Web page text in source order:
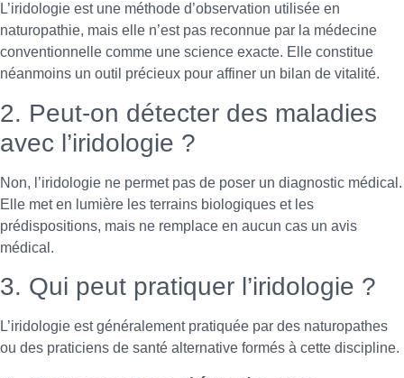
L’iridologie est une méthode d’observation utilisée en
naturopathie, mais elle n’est pas reconnue par la médecine
conventionnelle comme une science exacte. Elle constitue
néanmoins un outil précieux pour affiner un bilan de vitalité.
2. Peut-on détecter des maladies
avec l’iridologie ?
Non, l’iridologie ne permet pas de poser un diagnostic médical.
Elle met en lumière les terrains biologiques et les
prédispositions, mais ne remplace en aucun cas un avis
médical.
3. Qui peut pratiquer l’iridologie ?
L’iridologie est généralement pratiquée par des naturopathes
ou des praticiens de santé alternative formés à cette discipline.